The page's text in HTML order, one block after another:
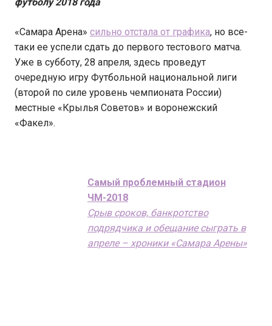
футболу 2018 года
«Самара Арена» сильно отстала от графика, но все-
таки ее успели сдать до первого тестового матча.
Уже в субботу, 28 апреля, здесь проведут
очередную игру Футбольной национальной лиги
(второй по силе уровень чемпионата России)
местные «Крылья Советов» и воронежский
«Факел».
Самый проблемный стадион
ЧМ-2018
Срыв сроков, банкротство
подрядчика и обещание сыграть в
апреле – хроники «Самара Арены»